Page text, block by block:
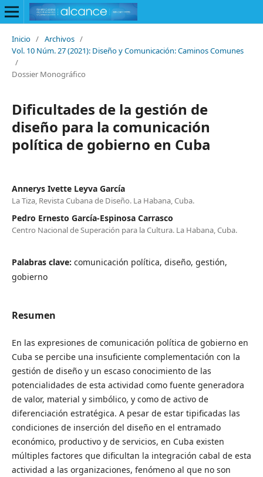
Inicio / Archivos /
Vol. 10 Núm. 27 (2021): Diseño y Comunicación: Caminos Comunes
/
Dossier Monográfico
Dificultades de la gestión de
diseño para la comunicación
política de gobierno en Cuba
Annerys Ivette Leyva García
La Tiza, Revista Cubana de Diseño. La Habana, Cuba.
Pedro Ernesto García-Espinosa Carrasco
Centro Nacional de Superación para la Cultura. La Habana, Cuba.
Palabras clave: comunicación política, diseño, gestión,
gobierno
Resumen
En las expresiones de comunicación política de gobierno en
Cuba se percibe una insuficiente complementación con la
gestión de diseño y un escaso conocimiento de las
potencialidades de esta actividad como fuente generadora
de valor, material y simbólico, y como de activo de
diferenciación estratégica. A pesar de estar tipificadas las
condiciones de inserción del diseño en el entramado
económico, productivo y de servicios, en Cuba existen
múltiples factores que dificultan la integración cabal de esta
actividad a las organizaciones, fenómeno al que no son